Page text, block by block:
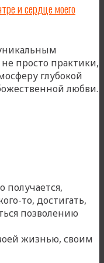
и сердце моего
просто практики,
глубокой
любви.
получается,
то, достигать,
позволению
жизнью, своим